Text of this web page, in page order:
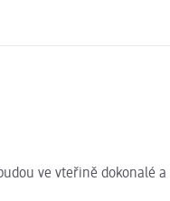
ve vteřině dokonalé